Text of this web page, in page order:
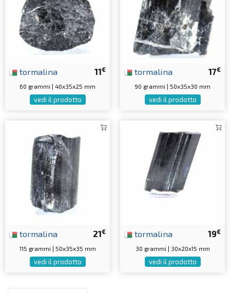
11€
tormalina
60 grammi | 40x35x25 mm
vedi il prodotto
17€
tormalina
90 grammi | 50x35x30 mm
vedi il prodotto
21€
tormalina
115 grammi | 50x35x35 mm
vedi il prodotto
19€
tormalina
30 grammi | 30x20x15 mm
vedi il prodotto